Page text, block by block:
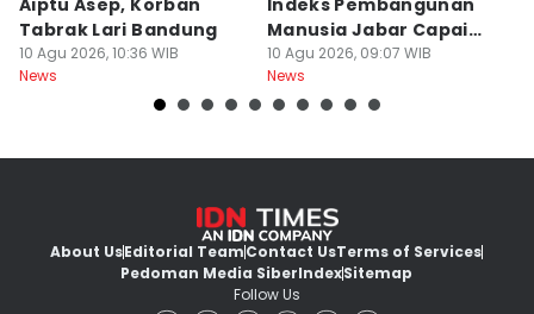
Aiptu Asep, Korban
Tabrak Lari Bandung
10 Agu 2026, 10:36 WIB
News
Indeks Pembangunan
Manusia Jabar Capai
75,90 Poin
10 Agu 2026, 09:07 WIB
News
About UsEditorial TeamContact UsTerms of Services
Pedoman Media SiberIndexSitemap
Follow Us